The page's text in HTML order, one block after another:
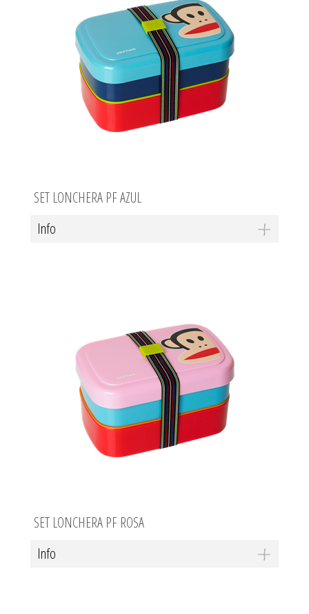
SET LONCHERA PF AZUL
Info
SET LONCHERA PF ROSA
Info